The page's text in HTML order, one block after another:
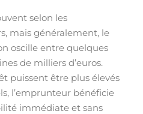
selon les
mais généralement, le
oscille entre quelques
de milliers d’euros.
puissent être plus élevés
l’emprunteur bénéficie
immédiate et sans